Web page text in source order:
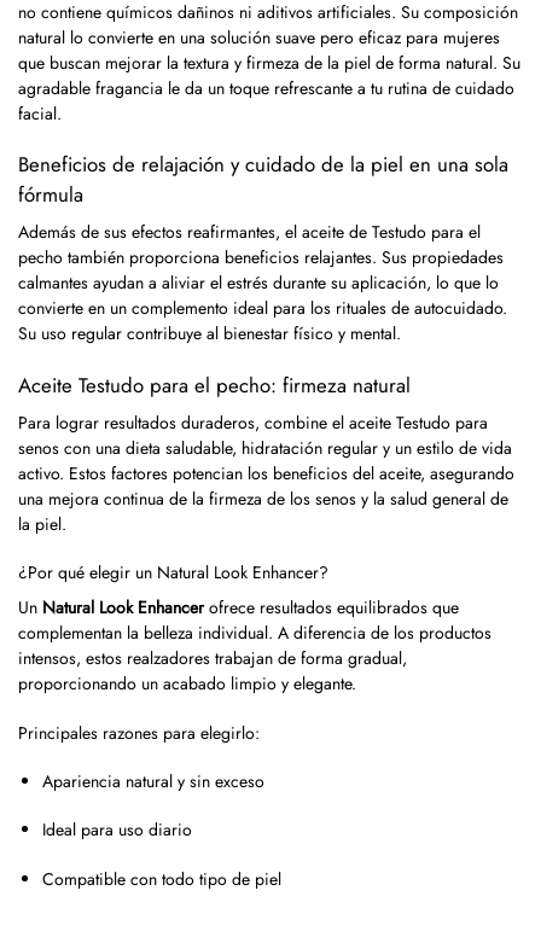
no contiene químicos dañinos ni aditivos artificiales. Su composición
natural lo convierte en una solución suave pero eficaz para mujeres
que buscan mejorar la textura y firmeza de la piel de forma natural. Su
agradable fragancia le da un toque refrescante a tu rutina de cuidado
facial.
Beneficios de relajación y cuidado de la piel en una sola
fórmula
Además de sus efectos reafirmantes, el aceite de Testudo para el
pecho también proporciona beneficios relajantes. Sus propiedades
calmantes ayudan a aliviar el estrés durante su aplicación, lo que lo
convierte en un complemento ideal para los rituales de autocuidado.
Su uso regular contribuye al bienestar físico y mental.
Aceite Testudo para el pecho: firmeza natural
Para lograr resultados duraderos, combine el aceite Testudo para
senos con una dieta saludable, hidratación regular y un estilo de vida
activo. Estos factores potencian los beneficios del aceite, asegurando
una mejora continua de la firmeza de los senos y la salud general de
la piel.
¿Por qué elegir un Natural Look Enhancer?
Un Natural Look Enhancerofrece resultados equilibrados que
complementan la belleza individual. A diferencia de los productos
intensos, estos realzadores trabajan de forma gradual,
proporcionando un acabado limpio y elegante.
Principales razones para elegirlo:
Apariencia natural y sin exceso
Ideal para uso diario
Compatible con todo tipo de piel